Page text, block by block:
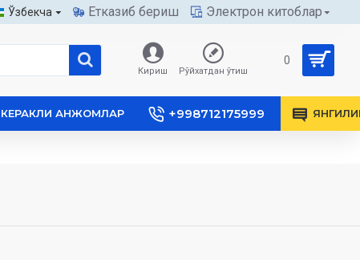
Ўзбекча Етказиб бериш Электрон китоблар
Кириш Рўйхатдан ўтиш
0
КЕРАКЛИ АНЖОМЛАР +998712175999